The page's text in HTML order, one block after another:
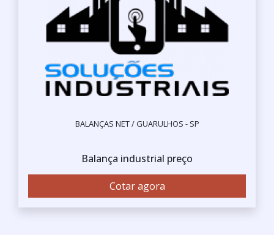
BALANÇAS NET / GUARULHOS - SP
Balança industrial preço
Cotar agora